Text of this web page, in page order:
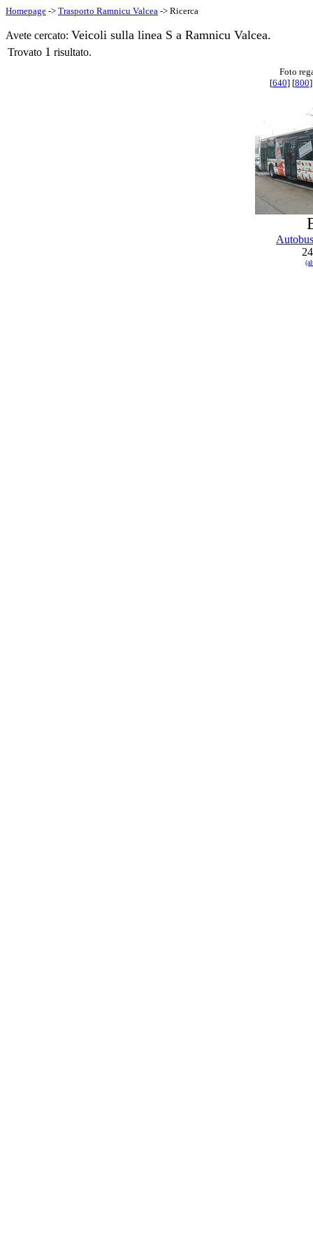
Homepage -> Trasporto Ramnicu Valcea -> Ricerca
Avete cercato: Veicoli sulla linea S a Ramnicu Valcea.
Trovato 1 risultato.
Foto
[640] [800
Autobus